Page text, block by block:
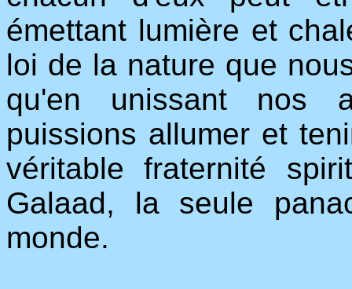
émettant lumière et
loi de la nature que
qu'en unissant nos
puissions allumer et
véritable fraternité
Galaad, la seule
monde.